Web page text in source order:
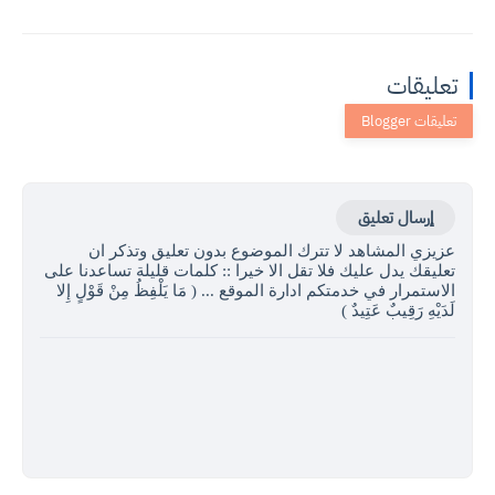
تعليقات
إرسال تعليق
عزيزي المشاهد لا تترك الموضوع بدون تعليق وتذكر ان
تعليقك يدل عليك فلا تقل الا خيرا :: كلمات قليلة تساعدنا على
الاستمرار في خدمتكم ادارة الموقع ... ( مَا يَلْفِظُ مِنْ قَوْلٍ إِلا
لَدَيْهِ رَقِيبٌ عَتِيدٌ )